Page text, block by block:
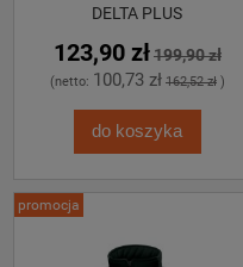
DELTA PLUS
123,90 zł199,90 zł
(netto: 100,73 zł 162,52 zł)
do koszyka
promocja